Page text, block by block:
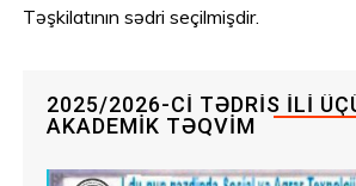
Təşkilatının sədri seçilmişdir.
2025/2026-CI TƏDRIS ILI
AKADEMIK TƏQVIM